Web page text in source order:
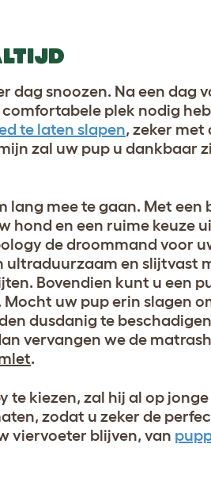
dag snoozen. Na een dag
plek nodig
te laten slapen, zeker met
zal uw pup u dankbaar
lang mee te gaan. Met een
en een ruime keuze
de droommand voor
ultraduurzaam en slijtvast
Bovendien kunt u een
uw pup erin slagen
dusdanig te
vervangen we de
.
te kiezen, zal hij al op
zodat u zeker de
viervoeter blijven, van